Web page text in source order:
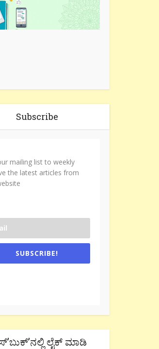
Subscribe
mailing list to weekly
the latest articles from
SUBSCRIBE!
ಲೈಕ್ ಮಾಡಿ